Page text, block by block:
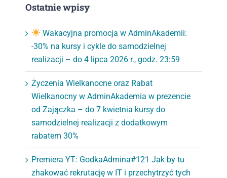
Ostatnie wpisy
Wakacyjna promocja w AdminAkademii:
-30% na kursy i cykle do samodzielnej
realizacji – do 4 lipca 2026 r., godz. 23:59
Życzenia Wielkanocne oraz Rabat
Wielkanocny w AdminAkademia w prezencie
od Zajączka – do 7 kwietnia kursy do
samodzielnej realizacji z dodatkowym
rabatem 30%
Premiera YT: GodkaAdmina#121 Jak by tu
zhakować rekrutację w IT i przechytrzyć tych